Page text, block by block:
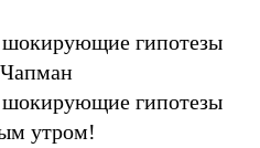
гипотезы
гипотезы
утром!